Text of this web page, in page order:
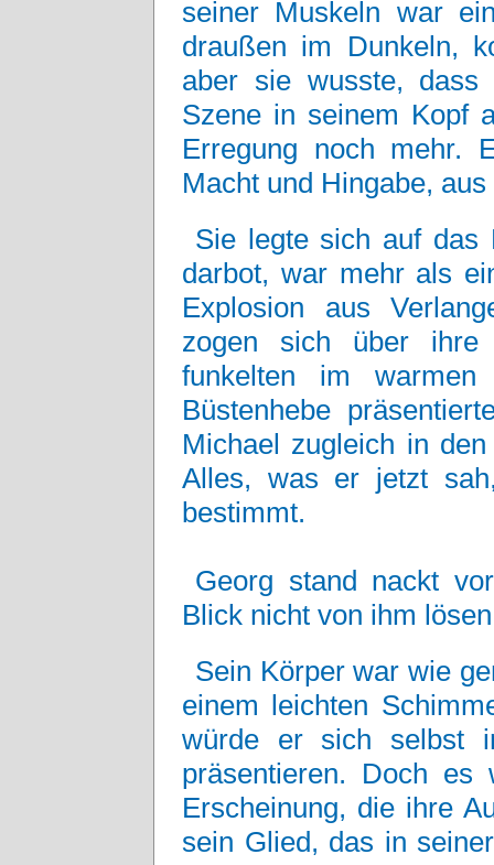
seiner Muskeln war
draußen im Dunkeln,
aber sie wusste,
Szene in seinem Kopf
Erregung noch mehr.
Macht und Hingabe,
Sie legte sich auf das
darbot, war mehr als
Explosion aus
zogen sich über ihre
funkelten im
Büstenhebe
Michael zugleich in
Alles, was er jetzt
bestimmt.
Georg stand nackt
Blick nicht von ihm
Sein Körper war wie
einem leichten
würde er sich selbst
präsentieren. Doch es
Erscheinung, die ihre
sein Glied, das in